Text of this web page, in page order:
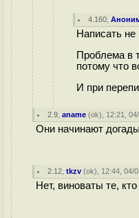
4.160 ,
Написать
Проблема в
потому что
И при
2.9 ,aname (ok), 12:21,
Они начинают
2.12 ,tkzv (ok), 12:44, 04/
Нет, виноваты те,